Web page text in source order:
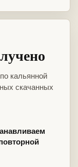
кальянной
скачанных